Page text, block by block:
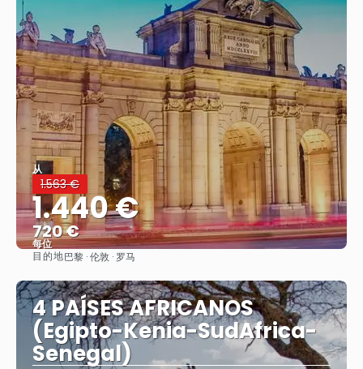
从
1.563 €
1.440 €
720 €
每位
目的地巴黎 · 伦敦 · 罗马
4 PAÍSES AFRICANOS
(Egipto-Kenia-SudAfrica-
Senegal)